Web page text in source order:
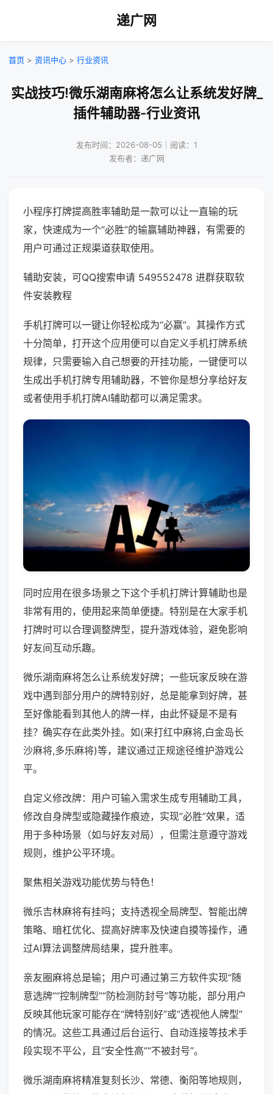
递广网
首页 > 资讯中心 > 行业资讯
实战技巧!微乐湖南麻将怎么让系统发好牌_
插件辅助器-行业资讯
发布时间：2026-08-05｜阅读：1
发布者：递广网
小程序打牌提高胜率辅助是一款可以让一直输的玩
家，快速成为一个“必胜”的输赢辅助神器，有需要的
用户可通过正规渠道获取使用。
辅助安装，可QQ搜索申请 549552478 进群获取软
件安装教程
手机打牌可以一键让你轻松成为“必赢”。其操作方式
十分简单，打开这个应用便可以自定义手机打牌系统
规律，只需要输入自己想要的开挂功能，一键便可以
生成出手机打牌专用辅助器，不管你是想分享给好友
或者使用手机打牌AI辅助都可以满足需求。
同时应用在很多场景之下这个手机打牌计算辅助也是
非常有用的，使用起来简单便捷。特别是在大家手机
打牌时可以合理调整牌型，提升游戏体验，避免影响
好友间互动乐趣。
微乐湖南麻将怎么让系统发好牌；一些玩家反映在游
戏中遇到部分用户的牌特别好，总是能拿到好牌，甚
至好像能看到其他人的牌一样，由此怀疑是不是有
挂？确实存在此类外挂。如(来打红中麻将,白金岛长
沙麻将,多乐麻将)等，建议通过正规途径维护游戏公
平。
自定义修改牌：用户可输入需求生成专用辅助工具，
修改自身牌型或隐藏操作痕迹，实现“必胜”效果，适
用于多种场景（如与好友对局），但需注意遵守游戏
规则，维护公平环境。
聚焦相关游戏功能优势与特色！
微乐吉林麻将有挂吗；支持透视全局牌型、智能出牌
策略、暗杠优化、提高好牌率及快速自摸等操作，通
过AI算法调整牌局结果，提升胜率。
亲友圈麻将总是输；用户可通过第三方软件实现“随
意选牌”“控制牌型”“防检测防封号”等功能，部分用户
反映其他玩家可能存在“牌特别好”或“透视他人牌型”
的情况。这些工具通过后台运行、自动连接等技术手
段实现不平公，且“安全性高”“不被封号”。
微乐湖南麻将精准复刻长沙、常德、衡阳等地规则，